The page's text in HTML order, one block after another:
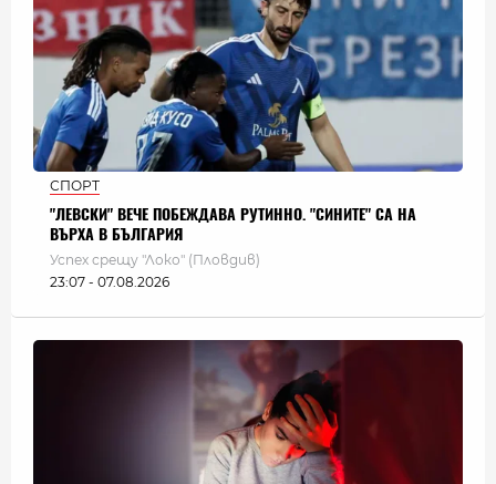
СПОРТ
"ЛЕВСКИ" ВЕЧЕ ПОБЕЖДАВА РУТИННО. "СИНИТЕ" СА НА
ВЪРХА В БЪЛГАРИЯ
Успех срещу "Локо" (Пловдив)
23:07 - 07.08.2026